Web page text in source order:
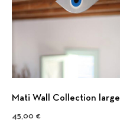
Mati Wall Collection large
45,00 €